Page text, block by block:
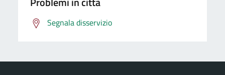
Segnala disservizio